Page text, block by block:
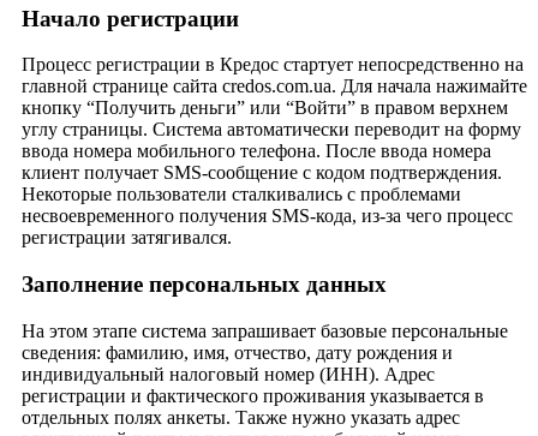
Начало регистрации
Процесс регистрации в Кредос стартует непосредственно на
главной странице сайта credos.com.ua. Для начала нажимайте
кнопку “Получить деньги” или “Войти” в правом верхнем
углу страницы. Система автоматически переводит на форму
ввода номера мобильного телефона. После ввода номера
клиент получает SMS-сообщение с кодом подтверждения.
Некоторые пользователи сталкивались с проблемами
несвоевременного получения SMS-кода, из-за чего процесс
регистрации затягивался.
Заполнение персональных данных
На этом этапе система запрашивает базовые персональные
сведения: фамилию, имя, отчество, дату рождения и
индивидуальный налоговый номер (ИНН). Адрес
регистрации и фактического проживания указывается в
отдельных полях анкеты. Также нужно указать адрес